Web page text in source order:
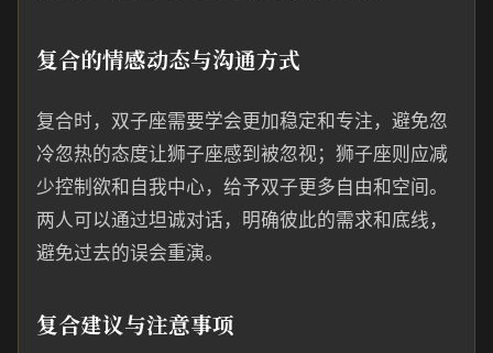
复合的情感动态与沟通方式
复合时，双子座需要学会更加稳定和专注，避免忽
冷忽热的态度让狮子座感到被忽视；狮子座则应减
少控制欲和自我中心，给予双子更多自由和空间。
两人可以通过坦诚对话，明确彼此的需求和底线，
避免过去的误会重演。
复合建议与注意事项